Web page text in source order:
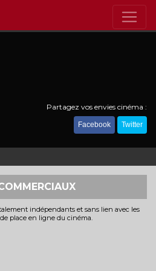
Partagez vos envies cinéma :
Facebook Twitter
indépendants et sans lien avec les
place en ligne du cinéma.